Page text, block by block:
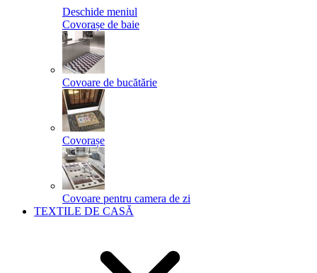
Deschide meniul
Covorașe de baie
Covoare de bucătărie
Covorașe
Covoare pentru camera de zi
TEXTILE DE CASĂ